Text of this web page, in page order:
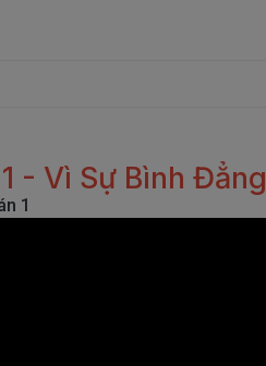
- Vì Sự Bình Đẳng
1